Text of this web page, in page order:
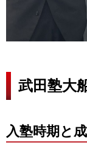
武田塾大
入塾時期と